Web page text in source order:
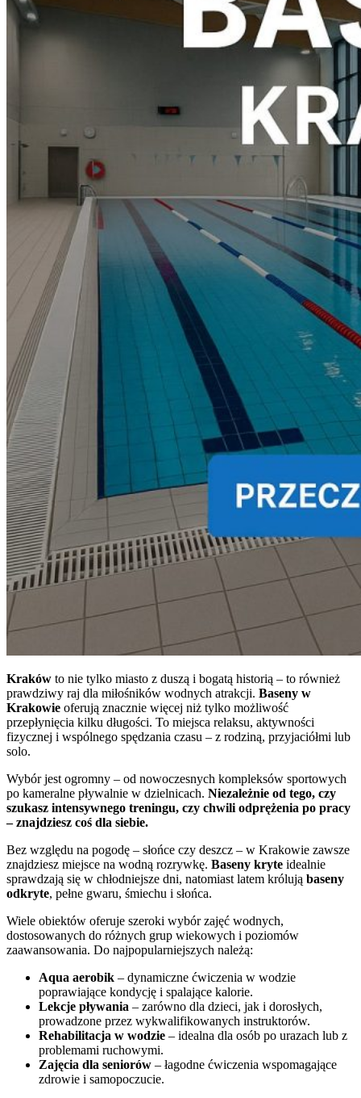
Kraków to nie tylko miasto z duszą i bogatą historią – to również
prawdziwy raj dla miłośników wodnych atrakcji. Baseny w
Krakowie oferują znacznie więcej niż tylko możliwość
przepłynięcia kilku długości. To miejsca relaksu, aktywności
fizycznej i wspólnego spędzania czasu – z rodziną, przyjaciółmi lub
solo.
Wybór jest ogromny – od nowoczesnych kompleksów sportowych
po kameralne pływalnie w dzielnicach. Niezależnie od tego, czy
szukasz intensywnego treningu, czy chwili odprężenia po pracy
– znajdziesz coś dla siebie.
Bez względu na pogodę – słońce czy deszcz – w Krakowie zawsze
znajdziesz miejsce na wodną rozrywkę. Baseny kryte idealnie
sprawdzają się w chłodniejsze dni, natomiast latem królują baseny
odkryte, pełne gwaru, śmiechu i słońca.
Wiele obiektów oferuje szeroki wybór zajęć wodnych,
dostosowanych do różnych grup wiekowych i poziomów
zaawansowania. Do najpopularniejszych należą:
Aqua aerobik – dynamiczne ćwiczenia w wodzie
poprawiające kondycję i spalające kalorie.
Lekcje pływania – zarówno dla dzieci, jak i dorosłych,
prowadzone przez wykwalifikowanych instruktorów.
Rehabilitacja w wodzie – idealna dla osób po urazach lub z
problemami ruchowymi.
Zajęcia dla seniorów – łagodne ćwiczenia wspomagające
zdrowie i samopoczucie.